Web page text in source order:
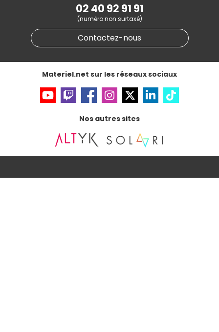
Partenariat & Sponsoring
Informations légales
Données personnellesetcookies
Gérer vos cookies
Accessibilité : non conforme
02 40 92 91 91
(numéro non surtaxé)
Contactez-nous
Materiel.net sur les réseaux sociaux
Nos autres sites